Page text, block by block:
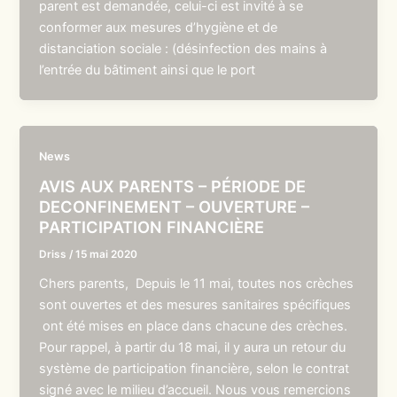
parent est demandée, celui-ci est invité à se
conformer aux mesures d’hygiène et de
distanciation sociale : (désinfection des mains à
l’entrée du bâtiment ainsi que le port
News
AVIS AUX PARENTS – PÉRIODE DE
DECONFINEMENT – OUVERTURE –
PARTICIPATION FINANCIÈRE
Driss /15 mai 2020
Chers parents, Depuis le 11 mai, toutes nos crèches
sont ouvertes et des mesures sanitaires spécifiques
ont été mises en place dans chacune des crèches.
Pour rappel, à partir du 18 mai, il y aura un retour du
système de participation financière, selon le contrat
signé avec le milieu d’accueil. Nous vous remercions